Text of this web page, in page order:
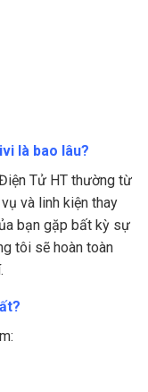
là bao lâu?
Tử HT thường từ
và linh kiện thay
bạn gặp bất kỳ sự
tôi sẽ hoàn toàn